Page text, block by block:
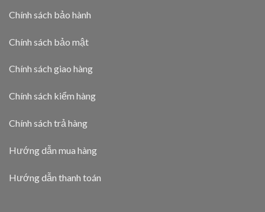
Chính sách bảo hành
Chính sách bảo mật
Chính sách giao hàng
Chính sách kiểm hàng
Chính sách trả hàng
Hướng dẫn mua hàng
Hướng dẫn thanh toán